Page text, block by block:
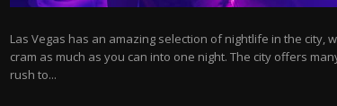
Las Vegas has an amazing selection of nightlife in the city,
cram as much as you can into one night. The city offers
rush to...